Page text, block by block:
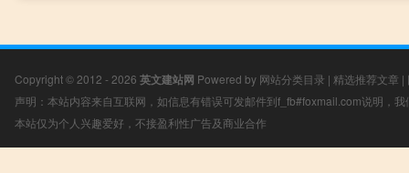
Copyright © 2012 - 2026 英文建站网 Powered by 网站分类目录 | 精选推荐文章 |
声明：本站内容来自互联网，如信息有错误可发邮件到f_fb#foxmail.com说明，
本站仅为个人兴趣爱好，不接盈利性广告及商业合作